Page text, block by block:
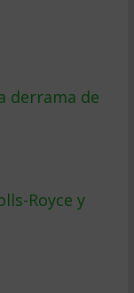
derrama de
Royce y